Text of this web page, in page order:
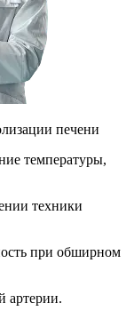
печени
температуры,
техники
при обширном
артерии.